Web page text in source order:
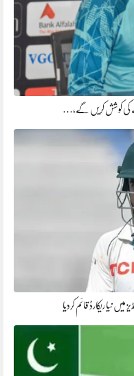
کی کوشش کریں گے،…